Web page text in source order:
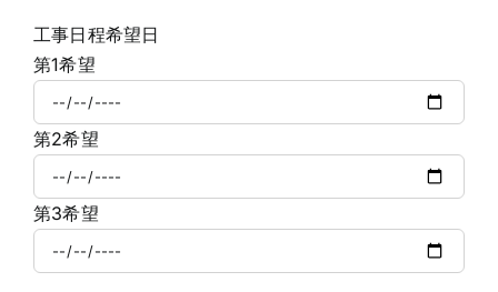
工事日程希望日
第1希望
第2希望
第3希望